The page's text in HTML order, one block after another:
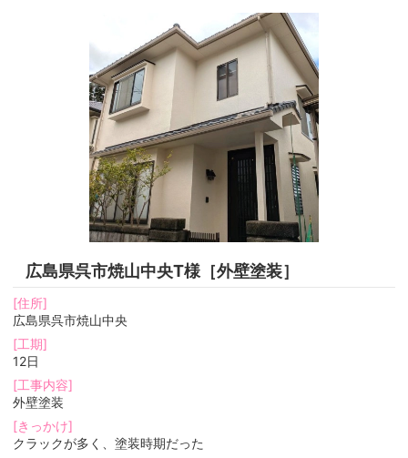
広島県呉市焼山中央T様［外壁塗装］
[住所]
広島県呉市焼山中央
[工期]
12日
[工事内容]
外壁塗装
[きっかけ]
クラックが多く、塗装時期だった